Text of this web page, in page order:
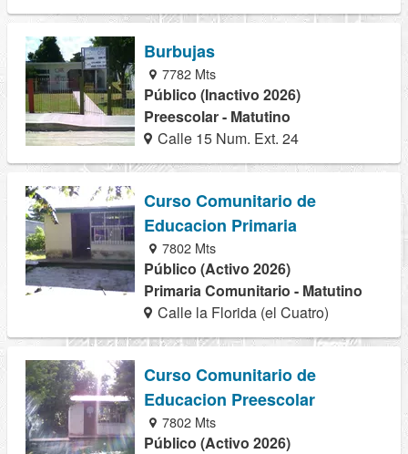
Burbujas
7782 Mts
Público (Inactivo 2026)
Preescolar - Matutino
Calle 15 Num. Ext. 24
Curso Comunitario de
Educacion Primaria
7802 Mts
Público (Activo 2026)
Primaria Comunitario - Matutino
Calle la Florida (el Cuatro)
Curso Comunitario de
Educacion Preescolar
7802 Mts
Público (Activo 2026)